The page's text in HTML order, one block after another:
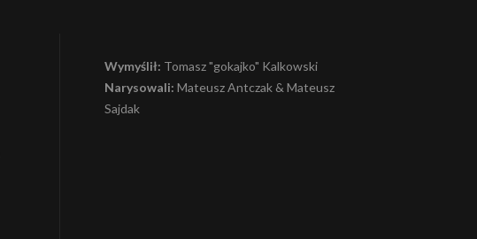
Wymyślił: Tomasz "gokajko" Kalkowski
Narysowali: Mateusz Antczak & Mateusz
Sajdak